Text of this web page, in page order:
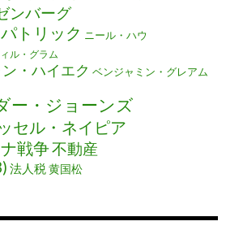
ンバーグ
トリック ニール・ハウ
ル・グラム
・ハイエク ベンジャミン・グレアム
ー・ジョーンズ
セル・ネイピア
戦争不動産
法人税黄国松